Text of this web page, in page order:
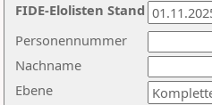
Nachname
Ebene
Personennummer
FIDE-Elolisten Stand